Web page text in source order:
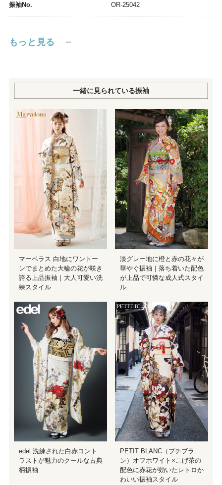
振袖No. OR-25042
もっと見る
一緒に見られている振袖
マーベラス 白地にワントー
ンでまとめた大輪の花が咲き
誇る上品振袖｜大人可愛い洗
練スタイル
淡グレー地に橙と赤の花々が
華やぐ振袖｜落ち着いた配色
が上品で可憐な成人式スタイ
ル
edel 洗練された白赤コント
ラストが魅力のクールな古典
柄振袖
PETIT BLANC（プチブラ
ン）オフホワイト×こげ茶の
配色に赤花が効いたレトロか
わいい振袖スタイル